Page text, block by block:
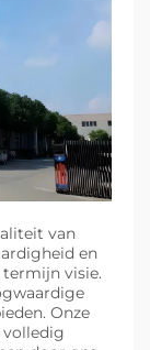
van
en
visie.
Onze